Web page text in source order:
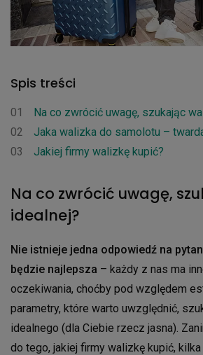
Spis treści
01
Na co zwrócić uwagę, szukając
02
Jaka walizka do samolotu –
03
Jakiej firmy walizkę kupić?
Na co zwrócić uwagę,
idealnej?
Nie istnieje jedna odpowiedź na
będzie najlepsza – każdy z nas ma
oczekiwania, choćby pod względem
parametry, które warto uwzględnić,
idealnego (dla Ciebie rzecz jasna).
do tego, jakiej firmy walizkę kupić, kilka